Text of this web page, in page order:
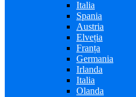
Italia
Spania
Austria
Elveția
Franța
Germania
Irlanda
Italia
Olanda